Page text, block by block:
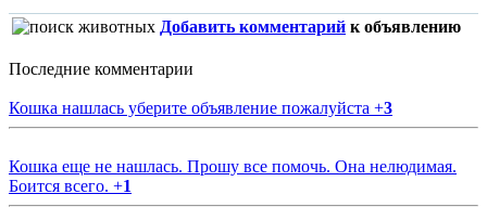
Добавить комментарий к объявлению
Последние комментарии
Кошка нашлась уберите объявление пожалуйста +3
Кошка еще не нашлась. Прошу все помочь. Она нелюдимая.
Боится всего. +1